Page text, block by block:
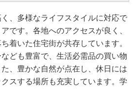
、多様なライフスタイルに対応で
です。各地へのアクセスが良く、
着いた住宅街が共存しています。
ども豊富で、生活必需品の買い物
、豊かな自然が点在し、休日には
スする場所も充実しています。学